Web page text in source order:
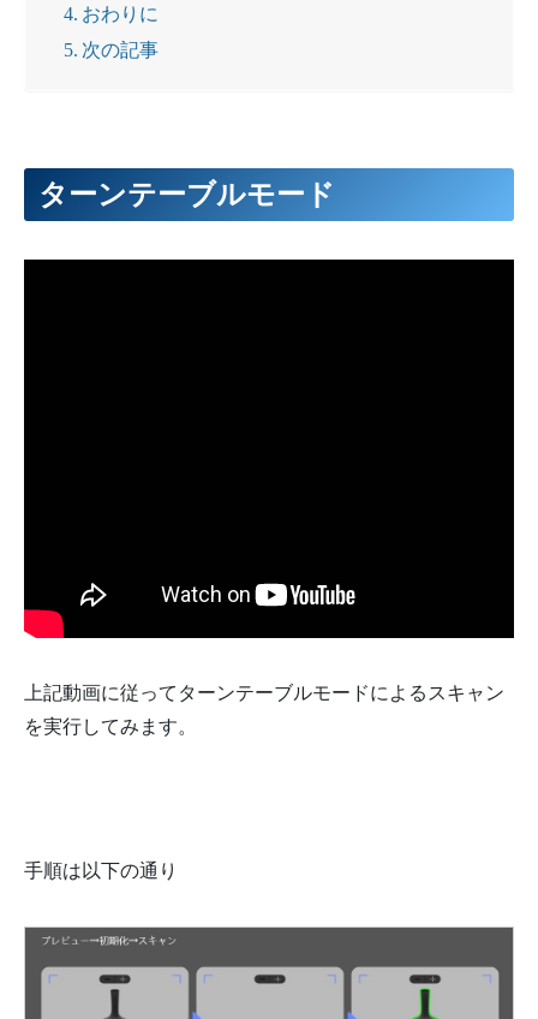
おわりに
次の記事
ターンテーブルモード
上記動画に従ってターンテーブルモードによるスキャン
を実行してみます。
手順は以下の通り